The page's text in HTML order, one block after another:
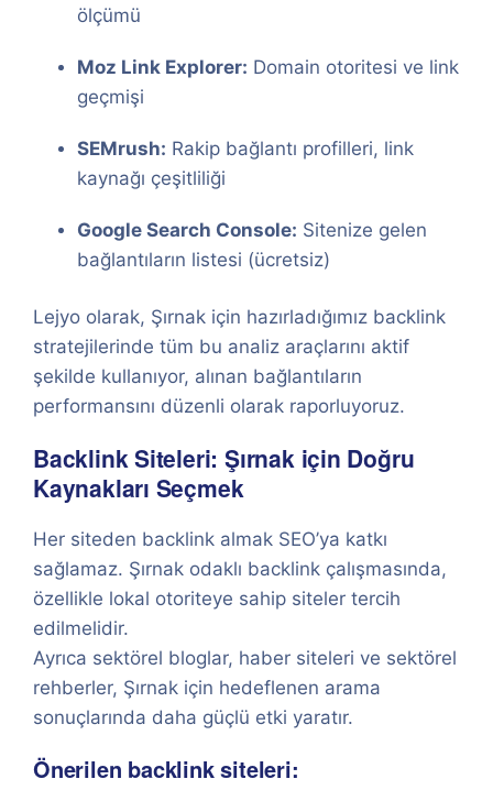
ölçümü
Moz Link Explorer: Domain otoritesi ve link
geçmişi
SEMrush: Rakip bağlantı profilleri, link
kaynağı çeşitliliği
Google Search Console: Sitenize gelen
bağlantıların listesi (ücretsiz)
Lejyo olarak, Şırnak için hazırladığımız backlink
stratejilerinde tüm bu analiz araçlarını aktif
şekilde kullanıyor, alınan bağlantıların
performansını düzenli olarak raporluyoruz.
Backlink Siteleri: Şırnak için Doğru
Kaynakları Seçmek
Her siteden backlink almak SEO’ya katkı
sağlamaz. Şırnak odaklı backlink çalışmasında,
özellikle lokal otoriteye sahip siteler tercih
edilmelidir.
Ayrıca sektörel bloglar, haber siteleri ve sektörel
rehberler, Şırnak için hedeflenen arama
sonuçlarında daha güçlü etki yaratır.
Önerilen backlink siteleri: